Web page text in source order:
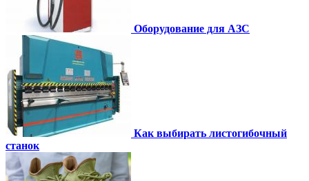
Оборудование для АЗС
Как выбирать листогибочный
станок